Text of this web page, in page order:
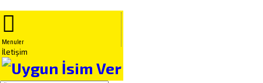
Menuler
İletişim